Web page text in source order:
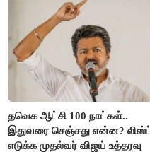
தவெக ஆட்சி 100 நாட்கள்..
இதுவரை செஞ்சது என்ன? லிஸ்ட்
எடுக்க முதல்வர் விஜய் உத்தரவு